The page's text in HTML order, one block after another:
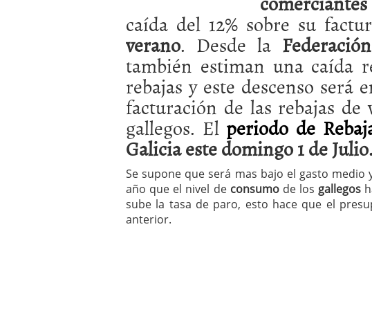
21 de noviembre de 2025
¿Cuánto cuesta un software punto
caída del 12% sobre su
verano. Desde la
también estiman una caída
rebajas y este descenso será
facturación de las rebajas de
gallegos. El periodo de
Galicia este domingo 1 de Julio.
Se supone que será mas bajo el gasto
año que el nivel de consumode los gallegos
sube la tasa de paro, esto hace que el
anterior.